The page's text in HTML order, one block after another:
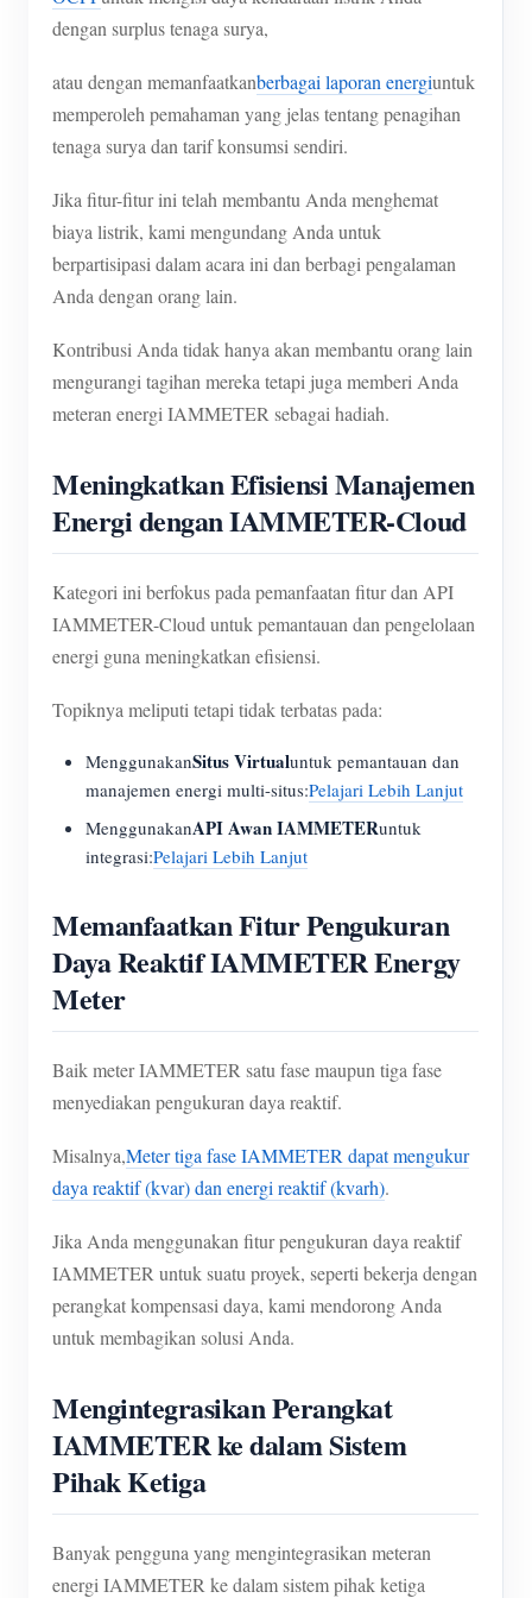
dengan surplus tenaga surya,
atau dengan memanfaatkanberbagai laporan energiuntuk
memperoleh pemahaman yang jelas tentang penagihan
tenaga surya dan tarif konsumsi sendiri.
Jika fitur-fitur ini telah membantu Anda menghemat
biaya listrik, kami mengundang Anda untuk
berpartisipasi dalam acara ini dan berbagi pengalaman
Anda dengan orang lain.
Kontribusi Anda tidak hanya akan membantu orang lain
mengurangi tagihan mereka tetapi juga memberi Anda
meteran energi IAMMETER sebagai hadiah.
Meningkatkan Efisiensi Manajemen
Energi dengan IAMMETER-Cloud
Kategori ini berfokus pada pemanfaatan fitur dan API
IAMMETER-Cloud untuk pemantauan dan pengelolaan
energi guna meningkatkan efisiensi.
Topiknya meliputi tetapi tidak terbatas pada:
MenggunakanSitus Virtualuntuk pemantauan dan
manajemen energi multi-situs:Pelajari Lebih Lanjut
MenggunakanAPI Awan IAMMETERuntuk
integrasi:Pelajari Lebih Lanjut
Memanfaatkan Fitur Pengukuran
Daya Reaktif IAMMETER Energy
Meter
Baik meter IAMMETER satu fase maupun tiga fase
menyediakan pengukuran daya reaktif.
Misalnya,Meter tiga fase IAMMETER dapat mengukur
daya reaktif (kvar) dan energi reaktif (kvarh).
Jika Anda menggunakan fitur pengukuran daya reaktif
IAMMETER untuk suatu proyek, seperti bekerja dengan
perangkat kompensasi daya, kami mendorong Anda
untuk membagikan solusi Anda.
Mengintegrasikan Perangkat
IAMMETER ke dalam Sistem
Pihak Ketiga
Banyak pengguna yang mengintegrasikan meteran
energi IAMMETER ke dalam sistem pihak ketiga